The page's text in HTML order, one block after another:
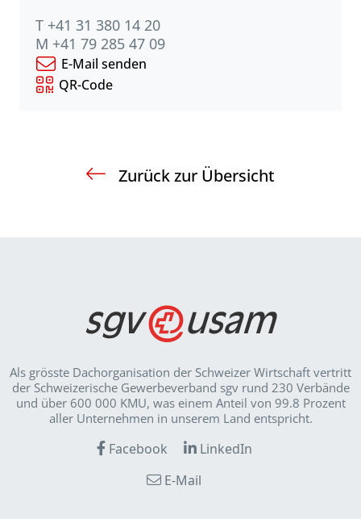
T +41 31 380 14 20
M +41 79 285 47 09
E-Mail senden
QR-Code
Zurück zur Übersicht
Als grösste Dachorganisation der Schweizer Wirt­schaft vertritt
der Schweizerische Gewerbeverband sgv rund 230 Verbände
und über 600 000 KMU, was einem Anteil von 99.8 Prozent
aller Unternehmen in unserem Land entspricht.
Facebook
LinkedIn
E-Mail